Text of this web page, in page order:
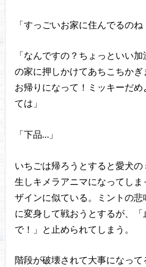
「すっごいお家に住んでるのね
「なんですの？ちょっといい
の家に押しかけてあちこちかぎ
お帰りになって！ミッキーだ
ては」
「下品…」
いちごは帰ろうとすると愛犬
生しキメラアニマになってし
ザインに似ている。ミントの
に変身して戦おうとするが、
で！」と止められてしまう。
階段が破壊されて大事になっ